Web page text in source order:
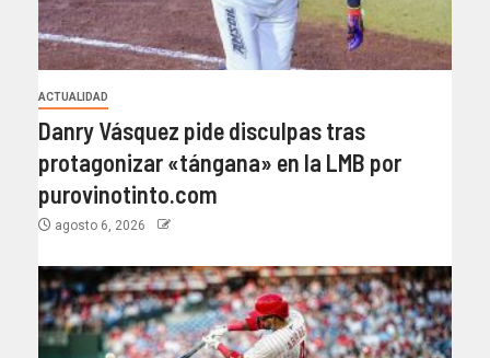
ACTUALIDAD
Danry Vásquez pide disculpas tras
protagonizar «tángana» en la LMB por
purovinotinto.com
agosto 6, 2026